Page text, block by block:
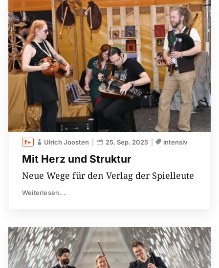
Mit Herz und Struktur
Ulrich Joosten 25. Sep. 2025 intensiv
Neue Wege für den Verlag der Spielleute
Weiterlesen...